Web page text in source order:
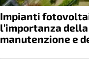
Impianti
l’importanza della
manutenzione e